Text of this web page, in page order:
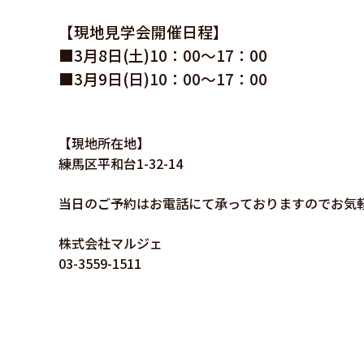
【現地見学会開催日程】
■3月8日(土)10：00～17：00
■3月9日(日)10：00～17：00
【現地所在地】
練馬区平和台1-32-14
当日のご予約はお電話にて承っておりますのでお気
株式会社マルジェ
03-3559-1511